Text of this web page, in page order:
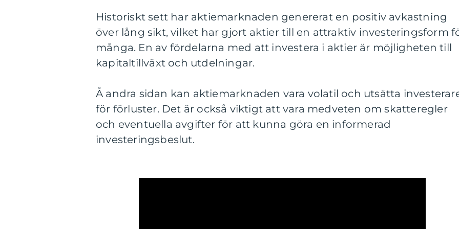
Historiskt sett har aktiemarknaden genererat en positiv avkastning
över lång sikt, vilket har gjort aktier till en attraktiv investeringsform
många. En av fördelarna med att investera i aktier är möjligheten till
kapitaltillväxt och utdelningar.
Å andra sidan kan aktiemarknaden vara volatil och utsätta
för förluster. Det är också viktigt att vara medveten om skatteregler
och eventuella avgifter för att kunna göra en informerad
investeringsbeslut.